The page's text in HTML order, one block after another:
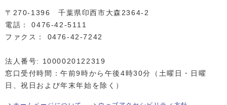
〒270-1396 千葉県印西市大森2364‐2
電話： 0476‐42‐5111
ファクス： 0476‐42‐7242
法人番号: 1000020122319
窓口受付時間：午前9時から午後4時30分（土曜日・日曜
日、祝日および年末年始を除く）